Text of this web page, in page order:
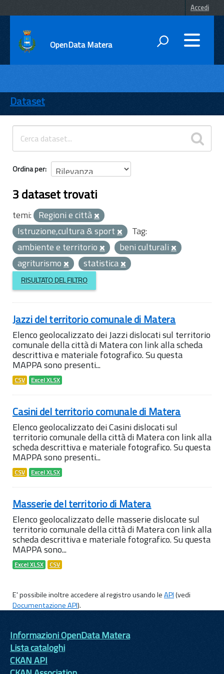
Accedi
OpenData Matera
ENTI
TEMI
INFORMAZIONI
Dataset
Ordina per
3 dataset trovati
temi: Regioni e città
Istruzione,cultura & sport
Tag:
ambiente e territorio
beni culturali
agriturismo
statistica
RISULTATO DEL FILTRO
Jazzi del territorio comunale di Matera
Elenco geolocalizzato dei Jazzi dislocati sul territorio
comunale della città di Matera con link alla scheda
descrittiva e materiale fotografico. Su questa
MAPPA sono presenti...
CSV Excel XLSX
Casini del territorio comunale di Matera
Elenco geolocalizzato dei Casini dislocati sul
territorio comunale della città di Matera con link alla
scheda descrittiva e materiale fotografico. Su questa
MAPPA sono presenti...
CSV Excel XLSX
Masserie del territorio di Matera
Elenco geolocalizzato delle masserie dislocate sul
territorio comunale della città di Matera con link alla
scheda descrittiva e materiale fotografico. Su questa
MAPPA sono...
Excel XLSX CSV
E' possibile inoltre accedere al registro usando leAPI(vedi
Documentazione API).
Informazioni OpenData Matera
Lista cataloghi
CKAN API